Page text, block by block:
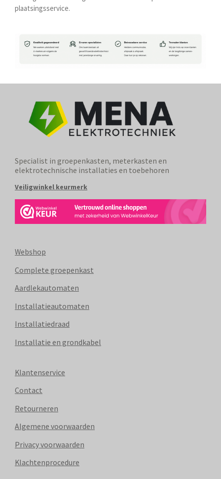
plaatsingsservice.
Specialist in groepenkasten, meterkasten en
elektrotechnische installaties en toebehoren
Veiligwinkel keurmerk
Webshop
Complete groepenkast
Aardlekautomaten
Installatieautomaten
Installatiedraad
Installatie en grondkabel
Klantenservice
Contact
Retourneren
Algemene voorwaarden
Privacy voorwaarden
Klachtenprocedure